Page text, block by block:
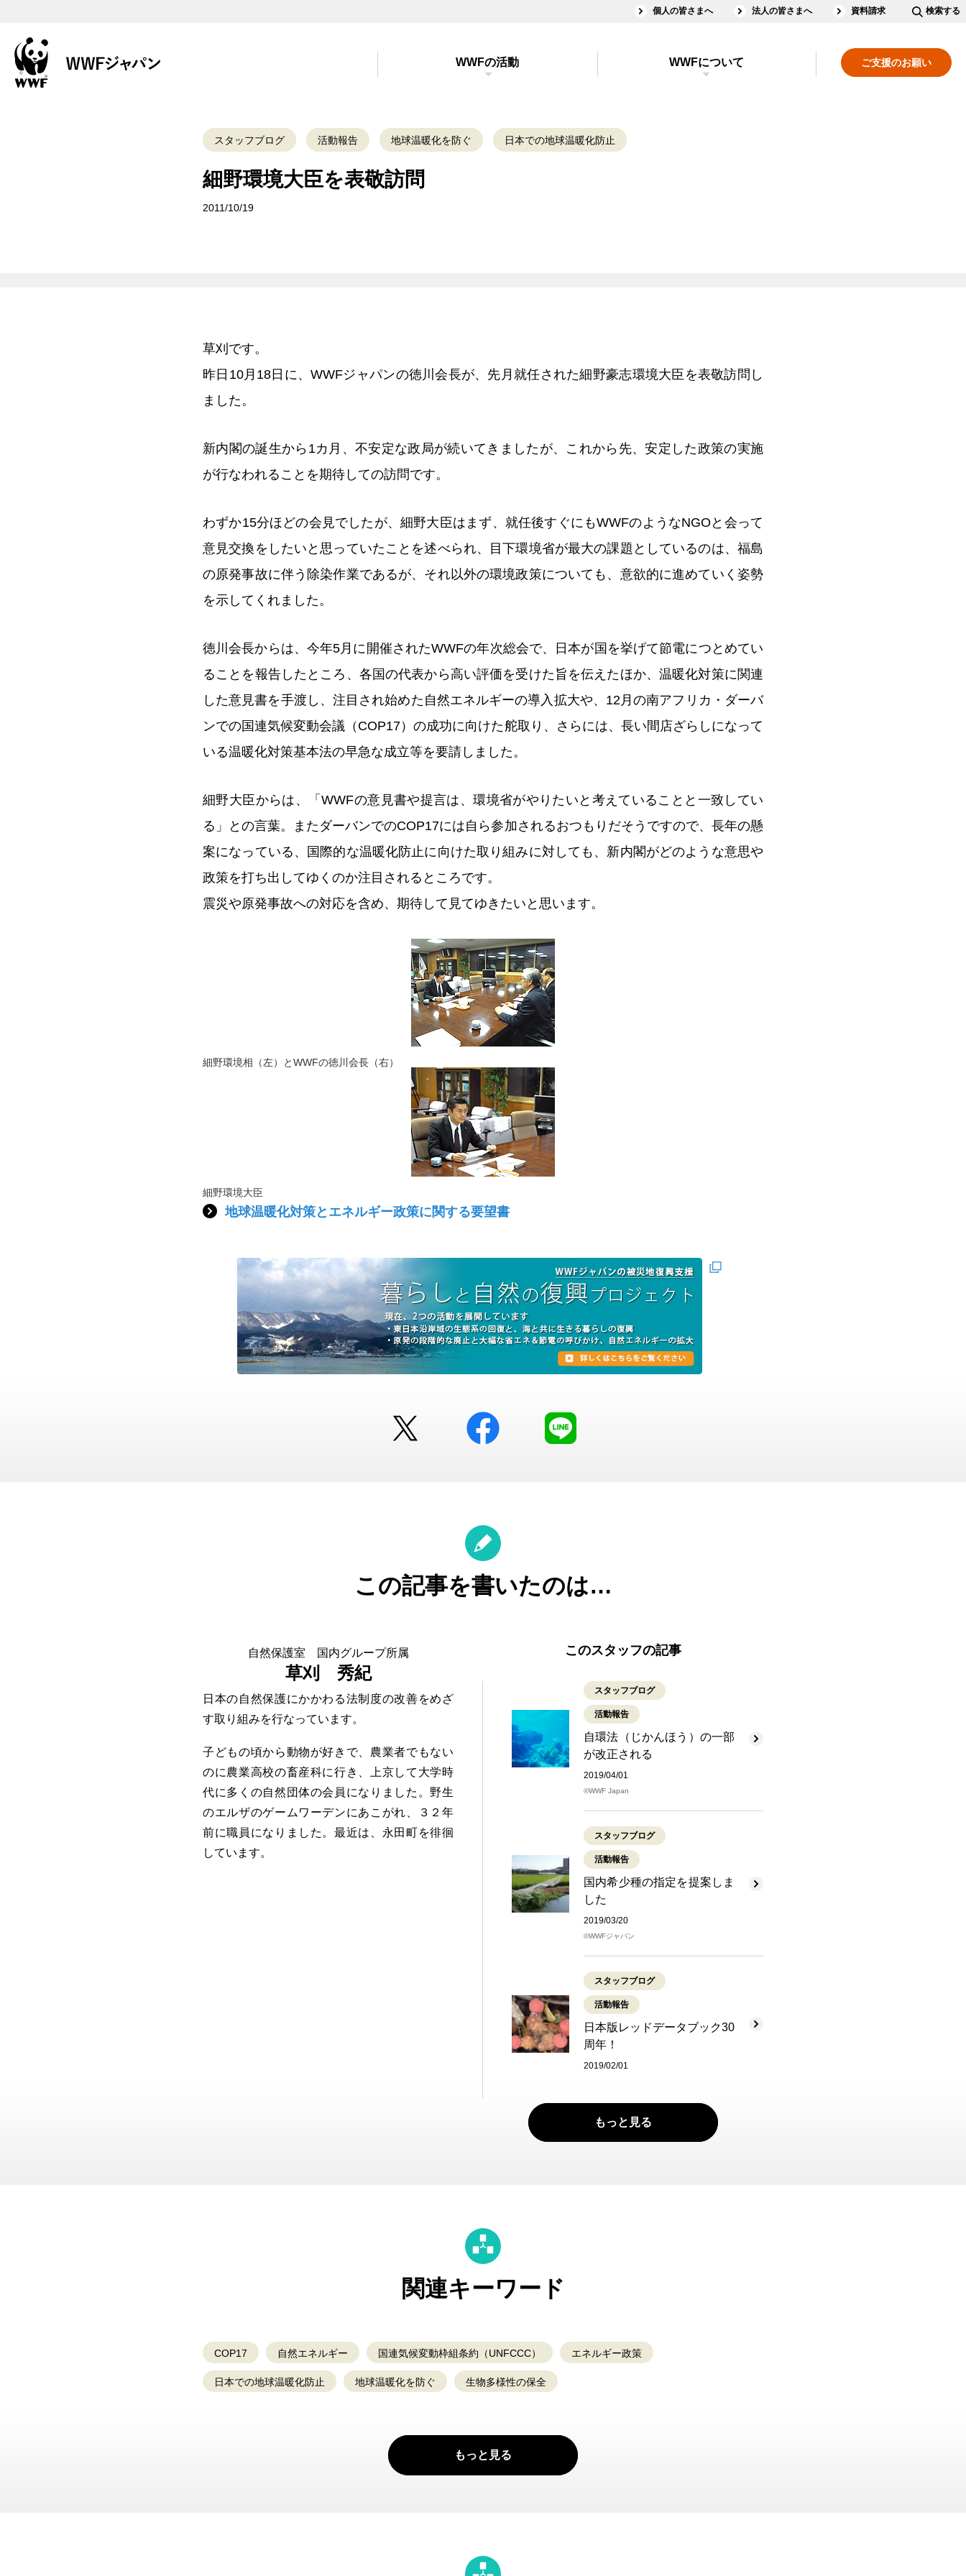
個人の皆さまへ 法人の皆さまへ 資料請求 検索する
ご支援のお願い
WWFの活動 WWFについて
スタッフブログ 活動報告 地球温暖化を防ぐ 日本での地球温暖化防止
細野環境大臣を表敬訪問
2011/10/19
草刈です。
昨日10月18日に、WWFジャパンの徳川会長が、先月就任された細野豪志環境大臣を表敬訪問し
ました。
新内閣の誕生から1カ月、不安定な政局が続いてきましたが、これから先、安定した政策の実施
が行なわれることを期待しての訪問です。
わずか15分ほどの会見でしたが、細野大臣はまず、就任後すぐにもWWFのようなNGOと会って
意見交換をしたいと思っていたことを述べられ、目下環境省が最大の課題としているのは、福島
の原発事故に伴う除染作業であるが、それ以外の環境政策についても、意欲的に進めていく姿勢
を示してくれました。
徳川会長からは、今年5月に開催されたWWFの年次総会で、日本が国を挙げて節電につとめてい
ることを報告したところ、各国の代表から高い評価を受けた旨を伝えたほか、温暖化対策に関連
した意見書を手渡し、注目され始めた自然エネルギーの導入拡大や、12月の南アフリカ・ダーバ
ンでの国連気候変動会議（COP17）の成功に向けた舵取り、さらには、長い間店ざらしになって
いる温暖化対策基本法の早急な成立等を要請しました。
細野大臣からは、「WWFの意見書や提言は、環境省がやりたいと考えていることと一致してい
る」との言葉。またダーバンでのCOP17には自ら参加されるおつもりだそうですので、長年の懸
案になっている、国際的な温暖化防止に向けた取り組みに対しても、新内閣がどのような意思や
政策を打ち出してゆくのか注目されるところです。
震災や原発事故への対応を含め、期待して見てゆきたいと思います。
細野環境相（左）とWWFの徳川会長（右）
細野環境大臣
地球温暖化対策とエネルギー政策に関する要望書
facebook
この記事を書いたのは…
自然保護室 国内グループ所属
草刈 秀紀
日本の自然保護にかかわる法制度の改善をめざ
す取り組みを行なっています。
子どもの頃から動物が好きで、農業者でもない
のに農業高校の畜産科に行き、上京して大学時
代に多くの自然団体の会員になりました。野生
のエルザのゲームワーデンにあこがれ、３２年
前に職員になりました。最近は、永田町を徘徊
しています。
このスタッフの記事
スタッフブログ
活動報告
自環法（じかんほう）の一部
が改正される
2019/04/01
©WWF Japan
スタッフブログ
活動報告
国内希少種の指定を提案しま
した
2019/03/20
©WWFジャパン
スタッフブログ
活動報告
日本版レッドデータブック30
周年！
2019/02/01
もっと見る
関連キーワード
COP17 自然エネルギー 国連気候変動枠組条約（UNFCCC） エネルギー政策
日本での地球温暖化防止 地球温暖化を防ぐ 生物多様性の保全
もっと見る